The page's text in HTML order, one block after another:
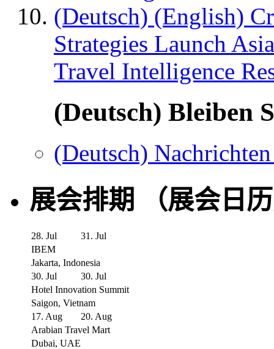
(Deutsch) (English)
Strategies Launch
Travel Intelligence
(Deutsch) Bleiben
(Deutsch)
展会排期 （展会日
28. Jul
31. Jul
IBEM
Jakarta, Indonesia
30. Jul
30. Jul
Hotel Innovation Summit
Saigon, Vietnam
17. Aug
20. Aug
Arabian Travel Mart
Dubai, UAE